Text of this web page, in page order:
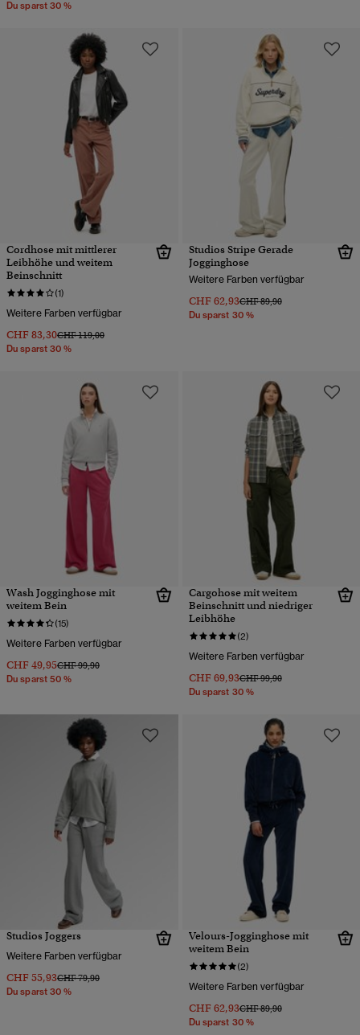
Du sparst 30 %
Cordhose mit mittlerer
Leibhöhe und weitem
Beinschnitt
(1)
Weitere Farben verfügbar
CHF 83,30Preis wurde reduziert von
CHF 119,00bis
Du sparst 30 %
Studios Stripe Gerade
Jogginghose
Weitere Farben verfügbar
CHF 62,93Preis wurde reduziert von
CHF 89,90bis
Du sparst 30 %
Wash Jogginghose mit
weitem Bein
(15)
Weitere Farben verfügbar
CHF 49,95Preis wurde reduziert von
CHF 99,90bis
Du sparst 50 %
Cargohose mit weitem
Beinschnitt und niedriger
Leibhöhe
(2)
Weitere Farben verfügbar
CHF 69,93Preis wurde reduziert von
CHF 99,90bis
Du sparst 30 %
Studios Joggers
Weitere Farben verfügbar
CHF 55,93Preis wurde reduziert von
CHF 79,90bis
Du sparst 30 %
Velours-Jogginghose mit
weitem Bein
(2)
Weitere Farben verfügbar
CHF 62,93Preis wurde reduziert von
CHF 89,90bis
Du sparst 30 %